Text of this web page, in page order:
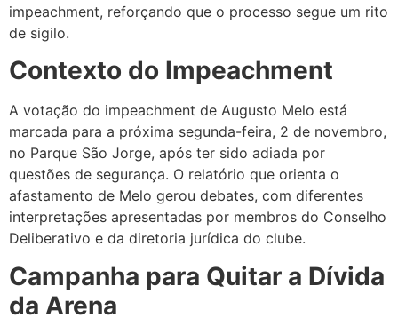
impeachment, reforçando que o processo segue um rito
de sigilo.
Contexto do Impeachment
A votação do impeachment de Augusto Melo está
marcada para a próxima segunda-feira, 2 de novembro,
no Parque São Jorge, após ter sido adiada por
questões de segurança. O relatório que orienta o
afastamento de Melo gerou debates, com diferentes
interpretações apresentadas por membros do Conselho
Deliberativo e da diretoria jurídica do clube.
Campanha para Quitar a Dívida
da Arena